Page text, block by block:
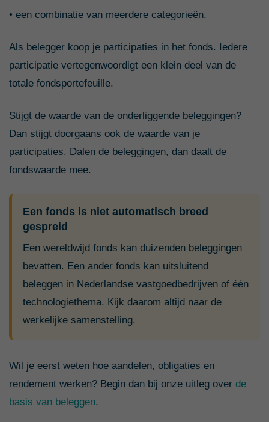
• een combinatie van meerdere categorieën.
Als belegger koop je participaties in het fonds. Iedere
participatie vertegenwoordigt een klein deel van de
totale fondsportefeuille.
Stijgt de waarde van de onderliggende beleggingen?
Dan stijgt doorgaans ook de waarde van je
participaties. Dalen de beleggingen, dan daalt de
fondswaarde mee.
Een fonds is niet automatisch breed
gespreid
Een wereldwijd fonds kan duizenden beleggingen
bevatten. Een ander fonds kan uitsluitend
beleggen in Nederlandse vastgoedbedrijven of één
technologiethema. Kijk daarom altijd naar de
werkelijke samenstelling.
Wil je eerst weten hoe aandelen, obligaties en
rendement werken? Begin dan bij onze uitleg over de
basis van beleggen.